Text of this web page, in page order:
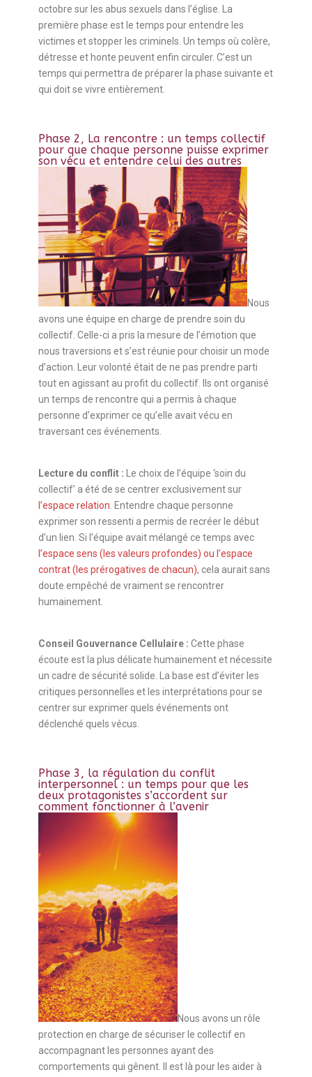
octobre sur les abus sexuels dans l’église. La
première phase est le temps pour entendre les
victimes et stopper les criminels. Un temps où colère,
détresse et honte peuvent enfin circuler. C’est un
temps qui permettra de préparer la phase suivante et
qui doit se vivre entièrement.
Phase 2, La rencontre : un temps collectif
pour que chaque personne puisse exprimer
son vécu et entendre celui des autres
Nous
avons une équipe en charge de prendre soin du
collectif. Celle-ci a pris la mesure de l’émotion que
nous traversions et s’est réunie pour choisir un mode
d’action. Leur volonté était de ne pas prendre parti
tout en agissant au profit du collectif. Ils ont organisé
un temps de rencontre qui a permis à chaque
personne d’exprimer ce qu’elle avait vécu en
traversant ces événements.
Lecture du conflit :
Le choix de l’équipe ‘soin du
collectif’ a été de se centrer exclusivement sur
l’espace relation . Entendre chaque personne
exprimer son ressenti a permis de recréer le début
d’un lien. Si l’équipe avait mélangé ce temps avec
l’espace sens (les valeurs profondes) ou l’espace
contrat (les prérogatives de chacun), cela aurait sans
doute empêché de vraiment se rencontrer
humainement.
Conseil Gouvernance Cellulaire : Cette phase
écoute est la plus délicate humainement et nécessite
un cadre de sécurité solide. La base est d’éviter les
critiques personnelles et les interprétations pour se
centrer sur exprimer quels événements ont
déclenché quels vécus.
Phase 3, la régulation du conflit
interpersonnel : un temps pour que les
deux protagonistes s’accordent sur
comment fonctionner à l’avenir
Nous avons un rôle
protection en charge de sécuriser le collectif en
accompagnant les personnes ayant des
comportements qui gênent. Il est là pour les aider à